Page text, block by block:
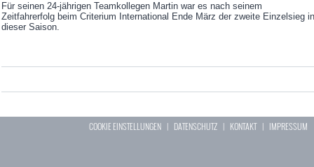
Für seinen 24-jährigen Teamkollegen Martin war es nach seinem
Zeitfahrerfolg beim Criterium International Ende März der zweite Einzelsieg in
dieser Saison.
COOKIE EINSTELLUNGEN | DATENSCHUTZ | KONTAKT| IMPRESSUM